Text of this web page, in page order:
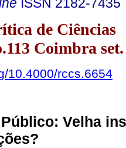
de Ciências
Coimbra set.
10.4000/rccs.6654
Velha